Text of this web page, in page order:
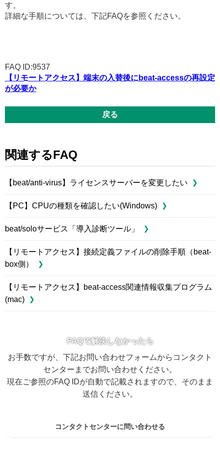
す。
詳細な手順については、下記FAQを参照ください。
FAQ ID:9537
【リモートアクセス】端末の入替後にbeat-accessの再設定
が必要か
戻る
関連するFAQ
【beat/anti-virus】ライセンスサーバーを変更したい
【PC】CPUの種類を確認したい(Windows)
beat/soloサービス「導入診断ツール」
【リモートアクセス】接続定義ファイルの削除手順（beat-
box側）
【リモートアクセス】beat-access関連情報収集プログラム
(mac)
FAQで解決しなかったら
お手数ですが、下記お問い合わせフォームからコンタクト
センターまでお問い合わせください。
現在ご参照のFAQ IDが自動で記載されますので、そのまま
送信ください。
コンタクトセンターに問い合わせる